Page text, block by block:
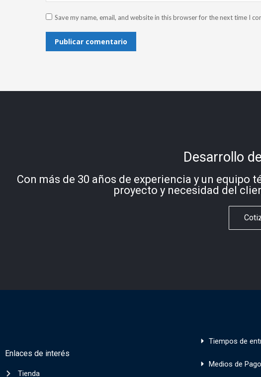
Save my name, email, and website in this browser for the next time I
Publicar comentario
Desarrollo
Con más de 30 años de experiencia y un
proyecto y necesidad del
Enlaces de interés
Tienda
Tiempos de
Medios de Pago